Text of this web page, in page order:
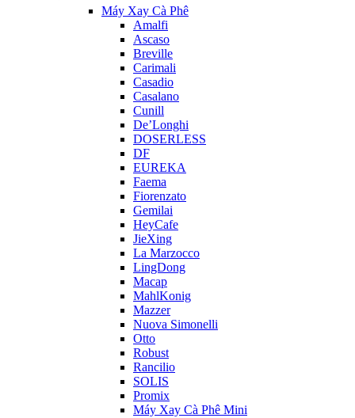
Máy Xay Cà Phê
Amalfi
Ascaso
Breville
Carimali
Casadio
Casalano
Cunill
De’Longhi
DOSERLESS
DF
EUREKA
Faema
Fiorenzato
Gemilai
HeyCafe
JieXing
La Marzocco
LingDong
Macap
MahlKonig
Mazzer
Nuova Simonelli
Otto
Robust
Rancilio
SOLIS
Promix
Máy Xay Cà Phê Mini